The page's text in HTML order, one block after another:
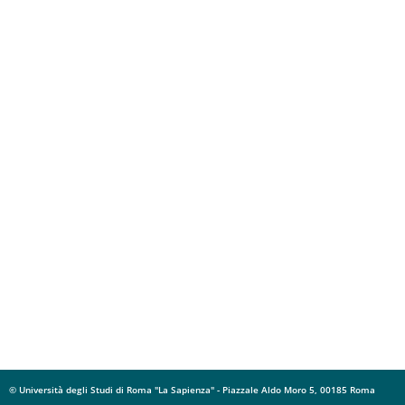
© Università degli Studi di Roma "La Sapienza" - Piazzale Aldo Moro 5, 00185 Roma